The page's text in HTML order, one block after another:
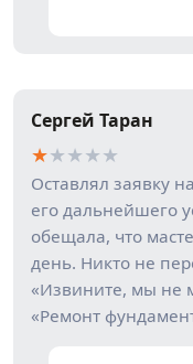
Сергей Таран
★★★★★
Оставлял заявку
его дальнейшего
обещала, что
день. Никто не
«Извините, мы не
«Ремонт